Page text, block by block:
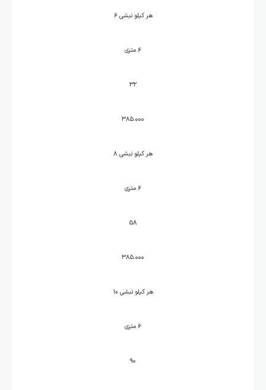
هر کیلو نبشی ۶
۶ متری
۳۲
۳۸۵.۰۰۰
هر کیلو نبشی ۸
۶ متری
۵۸
۳۸۵.۰۰۰
هر کیلو نبشی ۱۰
۶ متری
۹۰